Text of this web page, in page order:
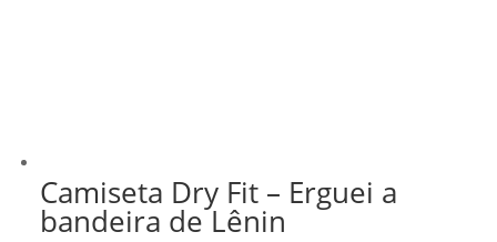
Camiseta Dry Fit – Erguei a
bandeira de Lênin